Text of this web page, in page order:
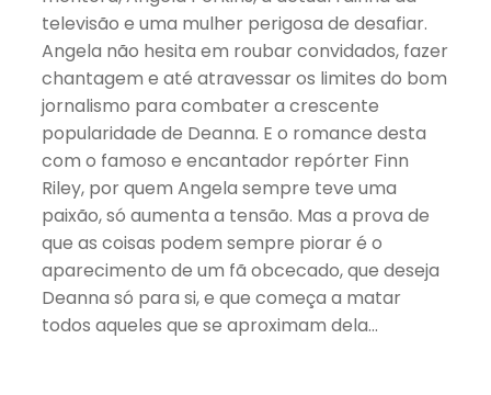
televisão e uma mulher perigosa de desafiar.
Angela não hesita em roubar convidados, fazer
chantagem e até atravessar os limites do bom
jornalismo para combater a crescente
popularidade de Deanna. E o romance desta
com o famoso e encantador repórter Finn
Riley, por quem Angela sempre teve uma
paixão, só aumenta a tensão. Mas a prova de
que as coisas podem sempre piorar é o
aparecimento de um fã obcecado, que deseja
Deanna só para si, e que começa a matar
todos aqueles que se aproximam dela…